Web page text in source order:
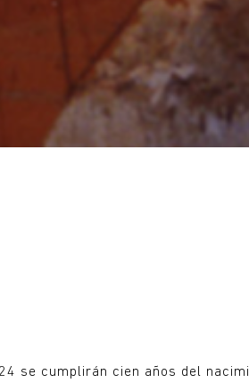
se cumplirán cien años del